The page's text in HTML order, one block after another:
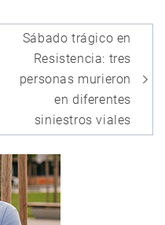
Sábado trágico en
Resistencia: tres
personas murieron
en diferentes
siniestros viales